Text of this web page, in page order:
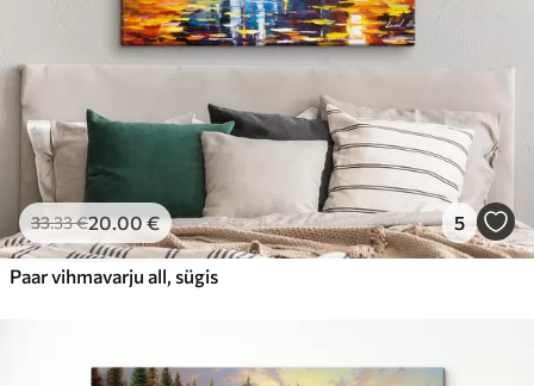
33.33€20.00€ 5
Paar vihmavarju all, sügis